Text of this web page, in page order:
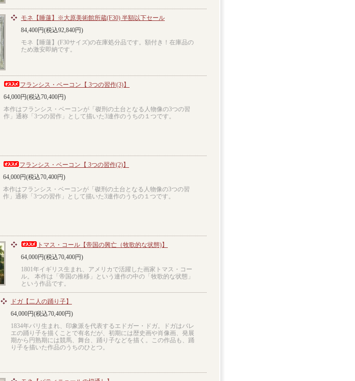
モネ【睡蓮】※大原美術館所蔵(F30) 半額以下セール
84,400円(税込92,840円)
モネ【睡蓮】(F30サイズ)の在庫処分品です。額付き！在庫品の
ため激安即納です。
フランシス・ベーコン【 3つの習作(3)】
64,000円(税込70,400円)
本作はフランシス・ベーコンが「磔刑の土台となる人物像の3つの習
作」通称「3つの習作」として描いた3連作のうちの１つです。
フランシス・ベーコン【 3つの習作(2)】
64,000円(税込70,400円)
本作はフランシス・ベーコンが「磔刑の土台となる人物像の3つの習
作」通称「3つの習作」として描いた3連作のうちの１つです。
トマス・コール【帝国の興亡（牧歌的な状態)】
64,000円(税込70,400円)
1801年イギリス生まれ、アメリカで活躍した画家トマス・コー
ル。 本作は「帝国の推移」という連作の中の「牧歌的な状態」
という作品です。
ドガ【二人の踊り子】
64,000円(税込70,400円)
1834年パリ生まれ、印象派を代表するエドガー・ドガ。ドガはバレ
エの踊り子を描くことで有名だが、初期には歴史画や肖像画、発展
期から円熟期には競馬、舞台、踊り子などを描く。この作品も、踊
り子を描いた作品のうちのひとつ。